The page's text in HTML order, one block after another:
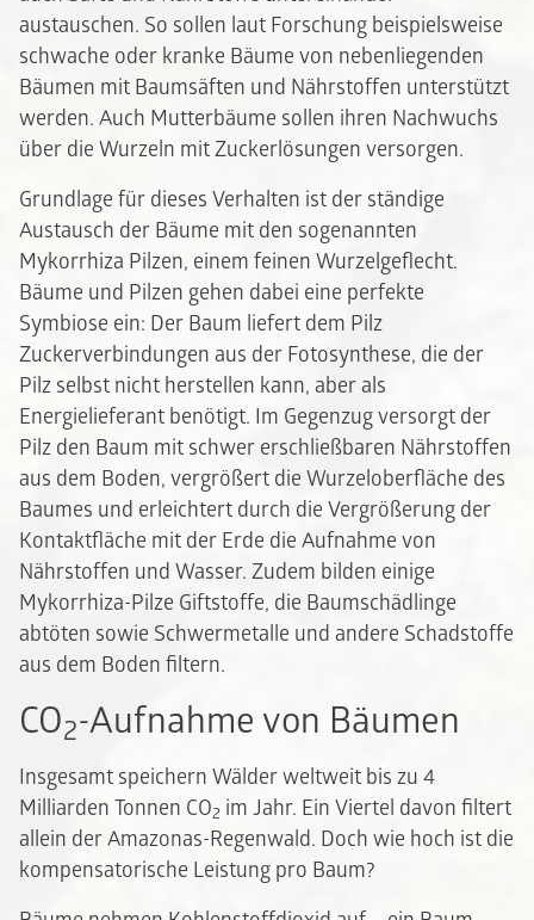
austauschen. So sollen laut Forschung beispielsweise
schwache oder kranke Bäume von nebenliegenden
Bäumen mit Baumsäften und Nährstoffen unterstützt
werden. Auch Mutterbäume sollen ihren Nachwuchs
über die Wurzeln mit Zuckerlösungen versorgen.
Grundlage für dieses Verhalten ist der ständige
Austausch der Bäume mit den sogenannten
Mykorrhiza Pilzen, einem feinen Wurzelgeflecht.
Bäume und Pilzen gehen dabei eine perfekte
Symbiose ein: Der Baum liefert dem Pilz
Zuckerverbindungen aus der Fotosynthese, die der
Pilz selbst nicht herstellen kann, aber als
Energielieferant benötigt. Im Gegenzug versorgt der
Pilz den Baum mit schwer erschließbaren Nährstoffen
aus dem Boden, vergrößert die Wurzeloberfläche des
Baumes und erleichtert durch die Vergrößerung der
Kontaktfläche mit der Erde die Aufnahme von
Nährstoffen und Wasser. Zudem bilden einige
Mykorrhiza-Pilze Giftstoffe, die Baumschädlinge
abtöten sowie Schwermetalle und andere Schadstoffe
aus dem Boden filtern.
CO2-Aufnahme von Bäumen
Insgesamt speichern Wälder weltweit bis zu 4
Milliarden Tonnen CO2 im Jahr. Ein Viertel davon filtert
allein der Amazonas-Regenwald. Doch wie hoch ist die
kompensatorische Leistung pro Baum?